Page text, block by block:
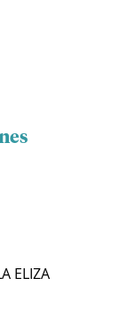
ELIZA